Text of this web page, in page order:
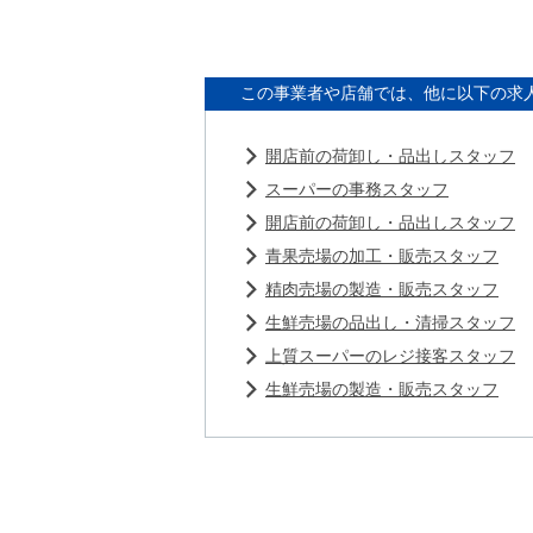
この事業者や店舗では、他に以下の求
開店前の荷卸し・品出しスタッフ
スーパーの事務スタッフ
開店前の荷卸し・品出しスタッフ
青果売場の加工・販売スタッフ
精肉売場の製造・販売スタッフ
生鮮売場の品出し・清掃スタッフ
上質スーパーのレジ接客スタッフ
生鮮売場の製造・販売スタッフ